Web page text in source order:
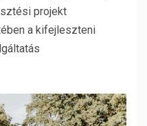
projekt
a kifejleszteni